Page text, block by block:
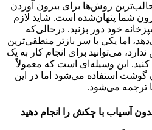
روش‌ها برای بیرون آوردن
شما پنهان‌شده است. شاید لازم
خود دور بزنید. درحالی‌که
اما یکی با سر بازتر منطقی‌ترین
می‌توانید برای انجام کار به یک
این وسیله‌ای است که معمولاً
گوشت استفاده می‌شود اما در این
ترجمه می‌شود.
آسیاب با چکش را انجام دهید